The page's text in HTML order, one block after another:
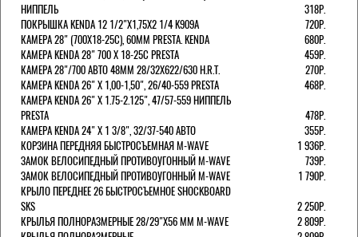
НИППЕЛЬ
318Р.
ПОКРЫШКА KENDA 12 1/2"Х1,75X2 1/4 K909A
720Р.
КАМЕРА 28" (700Х18-25С), 60ММ PRESTA. KENDA
680Р.
КАМЕРА KENDA 28" 700 Х 18-25С PRESTA
459Р.
КАМЕРА 28"/700 АВТО 48ММ 28/32Х622/630 H.R.T.
270Р.
КАМЕРА KENDA 26" Х 1,00-1,50", 26/40-559 PRESTA
468Р.
КАМЕРА KENDA 26" Х 1.75-2.125", 47/57-559 НИППЕЛЬ
PRESTA
478Р.
КАМЕРА KENDA 24" Х 1 3/8", 32/37-540 АВТО
355Р.
КОРЗИНА ПЕРЕДНЯЯ БЫСТРОСЪЕМНАЯ M-WAVE
1 936Р.
ЗАМОК ВЕЛОСИПЕДНЫЙ ПРОТИВОУГОННЫЙ M-WAVE
739Р.
ЗАМОК ВЕЛОСИПЕДНЫЙ ПРОТИВОУГОННЫЙ M-WAVE
1 790Р.
КРЫЛО ПЕРЕДНЕЕ 26 БЫСТРОСЪЕМНОЕ SHOCKBOARD
SKS
2 250Р.
КРЫЛЬЯ ПОЛНОРАЗМЕРНЫЕ 28/29"Х56 ММ M-WAVE
2 809Р.